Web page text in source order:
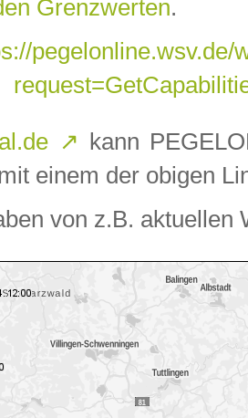
Grenzwerten.
↗ kann
einem der obigen
von z.B. aktuellen